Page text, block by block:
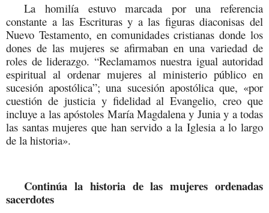
La homilía estuvo marcada por una referencia
constante a las Escrituras y a las figuras diaconisas del
Nuevo Testamento, en comunidades cristianas donde los
dones de las mujeres se afirmaban en una variedad de
roles de liderazgo. “Reclamamos nuestra igual autoridad
espiritual al ordenar mujeres al ministerio público en
sucesión apostólica”; una sucesión apostólica que, «por
cuestión de justicia y fidelidad al Evangelio, creo que
incluye a las apóstoles María Magdalena y Junia y a todas
las santas mujeres que han servido a la Iglesia a lo largo
de la historia».
Continúa la historia de las mujeres ordenadas
sacerdotes